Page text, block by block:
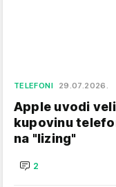
TELEFONI 29.07.2026.
Apple uvodi
kupovinu
na "lizing"
2